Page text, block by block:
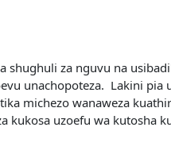
za nguvu na
unachopoteza. Lakini
michezo wanaweza
kukosa uzoefu wa kutosha